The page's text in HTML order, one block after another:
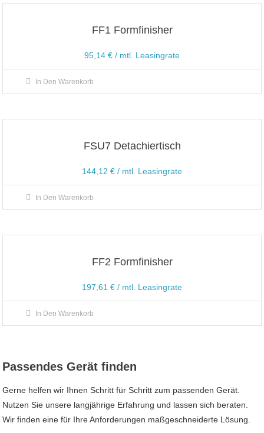
FF1 Formfinisher
95,14 € / mtl. Leasingrate
In Den Warenkorb
FSU7 Detachiertisch
144,12 € / mtl. Leasingrate
In Den Warenkorb
FF2 Formfinisher
197,61 € / mtl. Leasingrate
In Den Warenkorb
Passendes Gerät finden
Gerne helfen wir Ihnen Schritt für Schritt zum passenden Gerät.
Nutzen Sie unsere langjährige Erfahrung und lassen sich beraten.
Wir finden eine für Ihre Anforderungen maßgeschneiderte Lösung.